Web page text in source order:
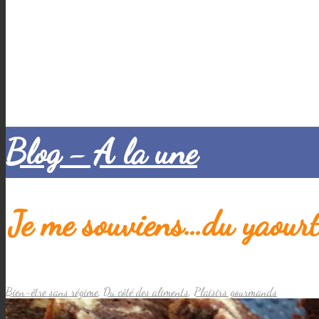
Blog - A la une
Je me souviens…du yaourt
Bien-être sans régime, Du côté des aliments Plaisirs gourmands